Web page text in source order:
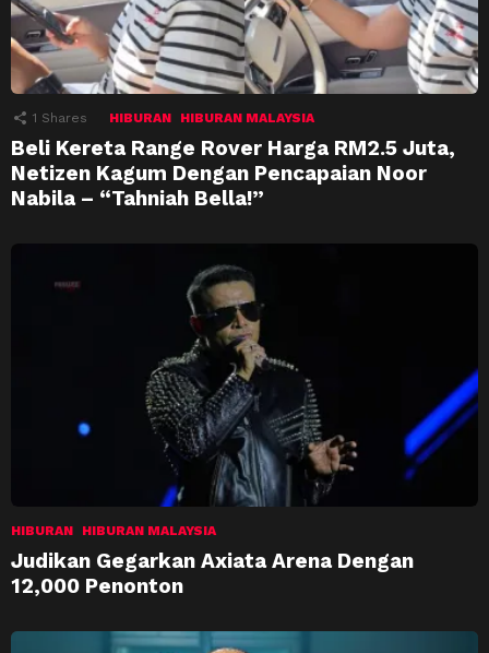
1 Shares HIBURAN HIBURAN MALAYSIA
Beli Kereta Range Rover Harga RM2.5 Juta,
Netizen Kagum Dengan Pencapaian Noor
Nabila – “Tahniah Bella!”
HIBURAN HIBURAN MALAYSIA
Judikan Gegarkan Axiata Arena Dengan
12,000 Penonton